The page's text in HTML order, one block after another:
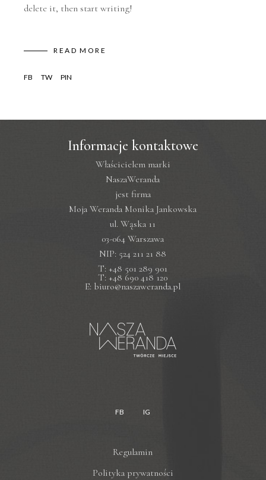
delete it, then start writing!
READ MORE
FB TW PIN
Informacje kontaktowe
Właścicielem marki
NaszaWeranda
jest firma
Moja Weranda Monika Jankowska
ul. Wąska 11
03-064 Warszawa
NIP: 524 211 21 88
T: +48 501 289 901
T: +48 690 418 120
E: biuro@naszaweranda.pl
FB IG
Regulamin
Polityka prywatności